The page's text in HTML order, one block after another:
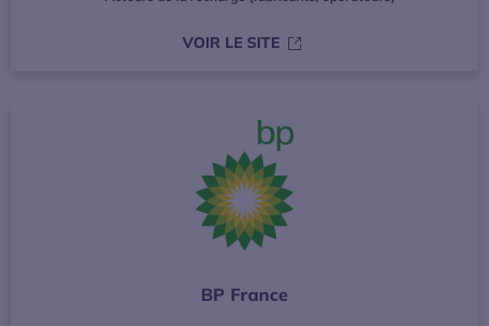
VOIR LE SITES’OUVRE DANS UNE
BP France